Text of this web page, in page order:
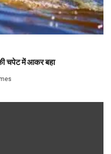
चपेट में आकर बहा